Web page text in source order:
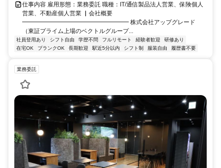
仕事内容 雇用形態：業務委託 職種：IT/通信製品法人営業、保険個人
営業、不動産個人営業 ▏会社概要
━━━━━━━━━━━━━━━━━━ 株式会社アップグレード
（東証プライム上場のベクトルグループ...
社員登用あり シフト自由 学歴不問 フルリモート 経験者歓迎
研修あり
在宅OK
ブランクOK 長期歓迎 駅近5分以内 シフト制 服装自由 履歴書不要
業務委託